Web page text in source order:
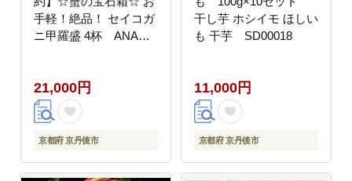
手軽！絶品！ セイコガ
ニ甲羅盛 4杯 ANAオ
21,000円
京都府 京丹後市
干し芋 ホシイモ ほしい
も 干芋 SD00018
11,000円
京都府 京丹後市